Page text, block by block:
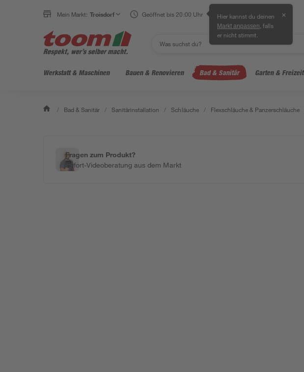
Mein Markt: Troisdorf Geöffnet bis 20:00 Uhr Hier kannst du deinen
Markt anpassen , falls
er nicht stimmt.
✕
Werkstatt & Maschinen Bauen & Renovieren Bad & Sanitär Garten & Freizeit
/ Bad & Sanitär / Sanitärinstallation / Schläuche / Flexschläuche & Panzerschläuche
Fragen zum Produkt?
Sofort-Videoberatung aus dem Markt